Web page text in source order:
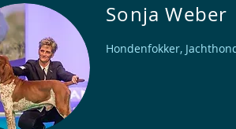
Sonja Weber
Hondenfokker,